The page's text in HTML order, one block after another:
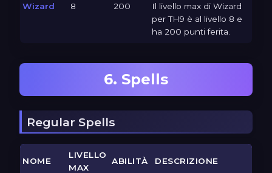
Wizard 8 200
Il livello max di Wizard
per TH9 è al livello 8 e
ha 200 punti ferita.
6. Spells
Regular Spells
NOME
LIVELLO
MAX
ABILITÀ DESCRIZIONE